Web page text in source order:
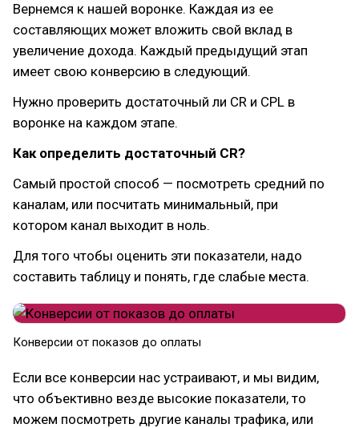
Вернемся к нашей воронке. Каждая из ее
составляющих может вложить свой вклад в
увеличение дохода. Каждый предыдущий этап
имеет свою конверсию в следующий.
Нужно проверить достаточный ли CR и CPL в
воронке на каждом этапе.
Как определить достаточный CR?
Самый простой способ — посмотреть средний по
каналам, или посчитать минимальный, при
котором канал выходит в ноль.
Для того чтобы оценить эти показатели, надо
составить таблицу и понять, где слабые места.
Конверсии от показов до оплаты
Если все конверсии нас устраивают, и мы видим,
что объективно везде высокие показатели, то
можем посмотреть другие каналы трафика, или